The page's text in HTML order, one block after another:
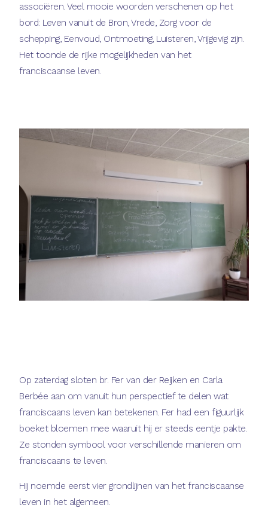
associëren. Veel mooie woorden verschenen op het
bord: Leven vanuit de Bron, Vrede, Zorg voor de
schepping, Eenvoud, Ontmoeting, Luisteren, Vrijgevig zijn.
Het toonde de rijke mogelijkheden van het
franciscaanse leven.
Op zaterdag sloten br. Fer van der Reijken en Carla
Berbée aan om vanuit hun perspectief te delen wat
franciscaans leven kan betekenen. Fer had een figuurlijk
boeket bloemen mee waaruit hij er steeds eentje pakte.
Ze stonden symbool voor verschillende manieren om
franciscaans te leven.
Hij noemde eerst vier grondlijnen van het franciscaanse
leven in het algemeen.